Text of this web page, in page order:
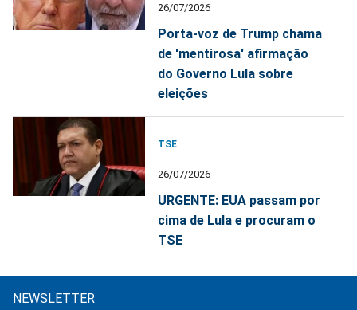
26/07/2026
Porta-voz de Trump chama
de 'mentirosa' afirmação
do Governo Lula sobre
eleições
TSE
26/07/2026
URGENTE: EUA passam por
cima de Lula e procuram o
TSE
NEWSLETTER